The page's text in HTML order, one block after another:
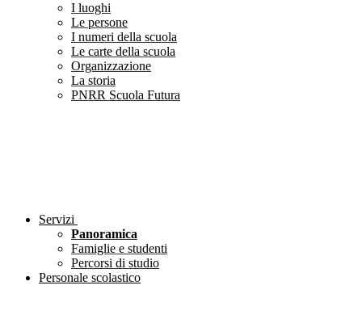
I luoghi
Le persone
I numeri della scuola
Le carte della scuola
Organizzazione
La storia
PNRR Scuola Futura
Servizi
Panoramica
Famiglie e studenti
Percorsi di studio
Personale scolastico